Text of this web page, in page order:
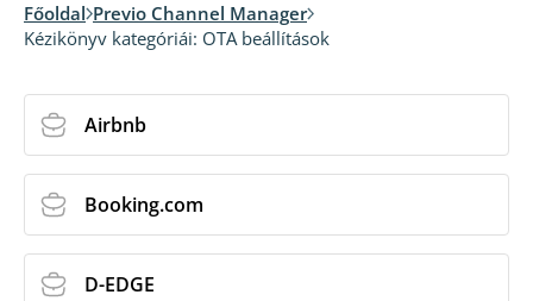
Főoldal Previo Channel Manager
Kézikönyv kategóriái: OTA beállítások
Airbnb
Booking.com
D-EDGE